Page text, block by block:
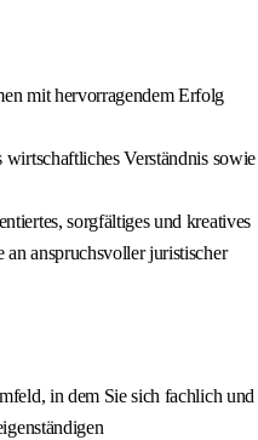
mit hervorragendem Erfolg
wirtschaftliches Verständnis sowie
sorgfältiges und kreatives
anspruchsvoller juristischer
in dem Sie sich fachlich und